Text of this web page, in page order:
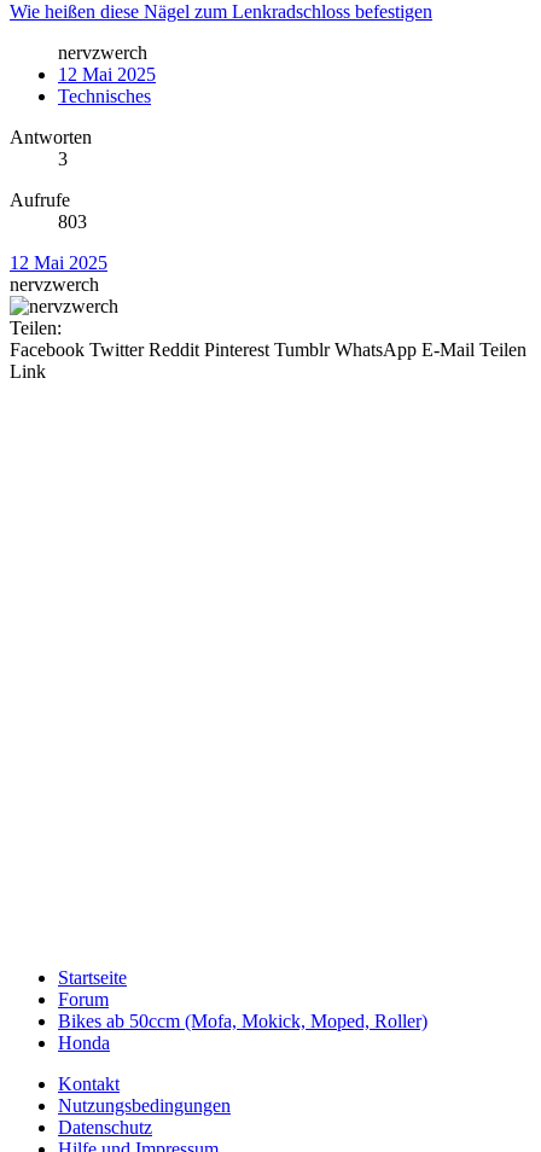
Wie heißen diese Nägel zum Lenkradschloss befestigen
nervzwerch
12 Mai 2025
Technisches
Antworten
3
Aufrufe
803
12 Mai 2025
nervzwerch
Teilen:
Facebook Twitter Reddit Pinterest Tumblr WhatsApp E-Mail Teilen
Link
Startseite
Forum
Bikes ab 50ccm (Mofa, Mokick, Moped, Roller)
Honda
Kontakt
Nutzungsbedingungen
Datenschutz